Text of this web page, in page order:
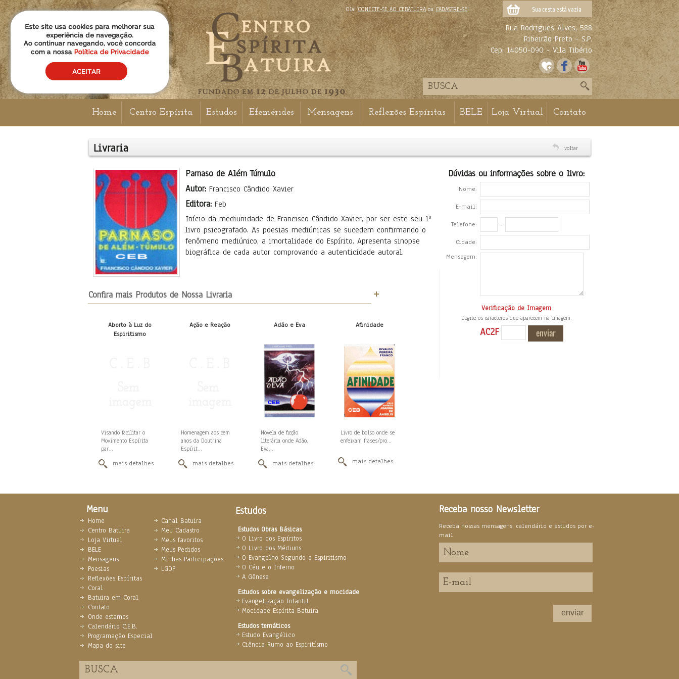
Olá!CONECTE-SE AO CEBATUIRAouCADASTRE-SE! Sua cesta está vazia
Rua Rodrigues Alves, 588
Ribeirão Preto - S.P.
Cep: 14050-090 - Vila Tibério
Home Centro Espírita Estudos Efemérides Mensagens Reflexões Espíritas BELE Loja Virtual Contato
Livraria voltar
Parnaso de Além Túmulo
Autor: Francisco Cândido Xavier
Editora: Feb
Início da mediunidade de Francisco Cândido Xavier, por ser este seu 1º
livro psicografado. As poesias mediúnicas se sucedem confirmando o
fenômeno mediúnico, a imortalidade do Espírito. Apresenta sinopse
biográfica de cada autor comprovando a autenticidade autoral.
Confira mais Produtos de Nossa Livraria
Aborto à Luz do
Espiritismo
Visando facilitar o
Movimento Espírita
par...
mais detalhes
Ação e Reação
Homenagem aos cem
anos da Doutrina
Espírit...
mais detalhes
Adão e Eva
Novela de ficção
literária onde Adão,
Eva,...
mais detalhes
Afinidade
Livro de bolso onde se
enfeixam frases/pro...
mais detalhes
Dúvidas ou informações sobre o livro:
Nome:
E-mail:
Telefone: -
Cidade:
Mensagem:
Verificação de Imagem
Digite os caracteres que aparecem na imagem.
AC2F
Menu Estudos
Estudos Obras Básicas
O Livro dos Espíritos
O Livro dos Médiuns
O Evangelho Segundo o Espiritismo
O Céu e o Inferno
A Gênese
Estudos sobre evangelização e mocidade
Evangelização Infantil
Mocidade Espírita Batuira
Estudos temáticos
Estudo Evangélico
Ciência Rumo ao Espiritísmo
Home
Centro Batuira
Loja Virtual
BELE
Mensagens
Poesias
Reflexões Espíritas
Coral
Batuira em Coral
Contato
Onde estamos
Calendário C.E.B.
Programação Especial
Mapa do site
Canal Batuira
Meu Cadastro
Meus favoritos
Meus Pedidos
Minhas Participações
LGDP
Receba nosso Newsletter
Receba nossas mensagens, calendário e estudos por e-
mail
enviar